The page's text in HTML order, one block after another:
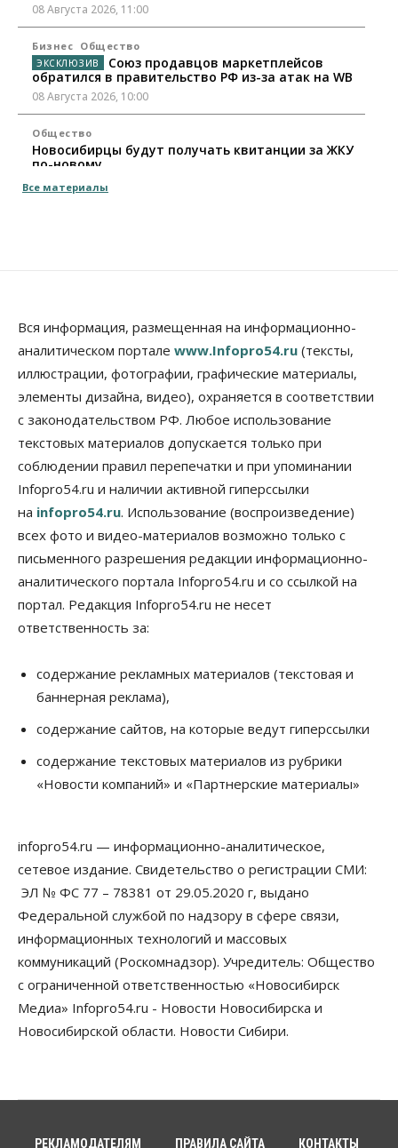
08 Августа 2026, 11:00
Бизнес Общество
Союз продавцов маркетплейсов
обратился в правительство РФ из-за атак на WB
08 Августа 2026, 10:00
Общество
Новосибирцы будут получать квитанции за ЖКУ
по-новому
08 Августа 2026, 09:00
В Новосибирске прошёл митинг
против нового закона о памятниках
07 Августа 2026, 18:00
Бизнес
В аэропорту Толмачёво завершены работы по
бетонированию рулежных дорожек
07 Августа 2026, 17:00
Бизнес Общество
Новосибирцы стали реже оформлять
дома по упрощенной схеме
07 Августа 2026, 16:00
Общество Право&Порядок
Роспотребнадзор изъял почти полторы тонны
мяса в Новосибирской области
Расходы новосибирцев на спорт выросли на 40%
за полгода
07 Августа 2026, 14:35
07 Августа 2026, 14:00
07 Августа 2026, 13:55
Авто Общество
Треть автовладельцев в Новосибирской области
«поставили машины на прикол»
07 Августа 2026, 13:00
Власть
Школы, библиотеки, пешеходные тротуары:
депутаты Госдумы контролируют работы на
социальных объектах
07 Августа 2026, 12:35
Синоптики рассказали о погоде в Новосибирске
Все материалы
Вся информация, размещенная на информационно-
аналитическом портале www.Infopro54.ru (тексты,
иллюстрации, фотографии, графические материалы,
элементы дизайна, видео), охраняется в соответствии
с законодательством РФ. Любое использование
текстовых материалов допускается только при
соблюдении правил перепечатки и при упоминании
Infopro54.ru и наличии активной гиперссылки
на infopro54.ru. Использование (воспроизведение)
всех фото и видео-материалов возможно только с
письменного разрешения редакции информационно-
аналитического портала Infopro54.ru и со ссылкой на
портал. Редакция Infopro54.ru не несет
ответственность за:
содержание рекламных материалов (текстовая и
баннерная реклама),
содержание сайтов, на которые ведут гиперссылки
содержание текстовых материалов из рубрики
«Новости компаний» и «Партнерские материалы»
infopro54.ru — информационно-аналитическое,
сетевое издание. Свидетельство о регистрации СМИ:
ЭЛ № ФС 77 – 78381 от 29.05.2020 г, выдано
Федеральной службой по надзору в сфере связи,
информационных технологий и массовых
коммуникаций (Роскомнадзор). Учредитель: Общество
с ограниченной ответственностью «Новосибирск
Медиа» Infopro54.ru - Новости Новосибирска и
Новосибирской области. Новости Сибири.
РЕКЛАМОДАТЕЛЯМ ПРАВИЛА САЙТА КОНТАКТЫ